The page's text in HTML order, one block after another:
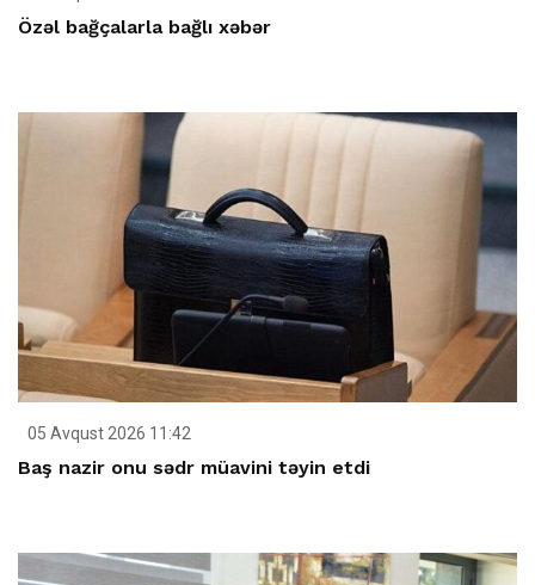
Özəl bağçalarla bağlı xəbər
05 Avqust 2026 11:42
Baş nazir onu sədr müavini təyin etdi